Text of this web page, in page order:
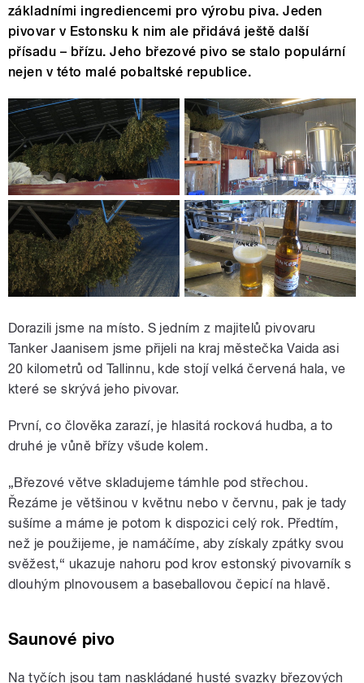
základními ingrediencemi pro výrobu piva. Jeden
pivovar v Estonsku k nim ale přidává ještě další
přísadu – břízu. Jeho březové pivo se stalo populární
nejen v této malé pobaltské republice.
Dorazili jsme na místo. S jedním z majitelů pivovaru
Tanker Jaanisem jsme přijeli na kraj městečka Vaida asi
20 kilometrů od Tallinnu, kde stojí velká červená hala, ve
které se skrývá jeho pivovar.
První, co člověka zarazí, je hlasitá rocková hudba, a to
druhé je vůně břízy všude kolem.
„Březové větve skladujeme támhle pod střechou.
Řezáme je většinou v květnu nebo v červnu, pak je tady
sušíme a máme je potom k dispozici celý rok. Předtím,
než je použijeme, je namáčíme, aby získaly zpátky svou
svěžest,“ ukazuje nahoru pod krov estonský pivovarník s
dlouhým plnovousem a baseballovou čepicí na hlavě.
Saunové pivo
Na tyčích jsou tam naskládané husté svazky březových